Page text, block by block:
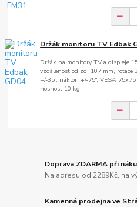
Držák monitoru TV Edbak
Držák na monitory TV a displeje
vzdálenost od zdi 107 mm, rotace
+/-35°, náklon +/-75°, VESA
nosnost 10 kg
Doprava ZDARMA při
Na adresu od 2289Kč, na
Kamenná prodejna ve